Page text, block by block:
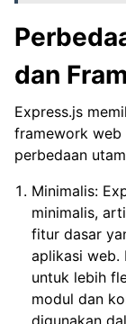
dan
Express.js
framework web
perbedaan
Minimalis:
minimalis,
fitur dasar
aplikasi web.
untuk lebih
modul dan